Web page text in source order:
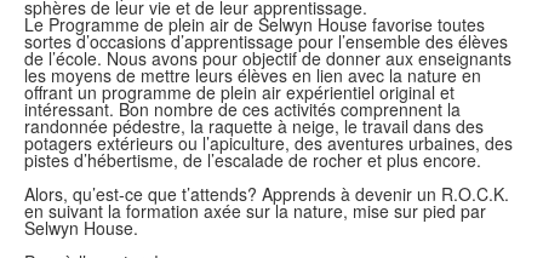
sphères de leur vie et de leur apprentissage.
Le Programme de plein air de Selwyn House favorise toutes
sortes d’occasions d’apprentissage pour l’ensemble des élèves
de l’école. Nous avons pour objectif de donner aux enseignants
les moyens de mettre leurs élèves en lien avec la nature en
offrant un programme de plein air expérientiel original et
intéressant. Bon nombre de ces activités comprennent la
randonnée pédestre, la raquette à neige, le travail dans des
potagers extérieurs ou l’apiculture, des aventures urbaines, des
pistes d’hébertisme, de l’escalade de rocher et plus encore.
Alors, qu’est-ce que t’attends? Apprends à devenir un R.O.C.K.
en suivant la formation axée sur la nature, mise sur pied par
Selwyn House.